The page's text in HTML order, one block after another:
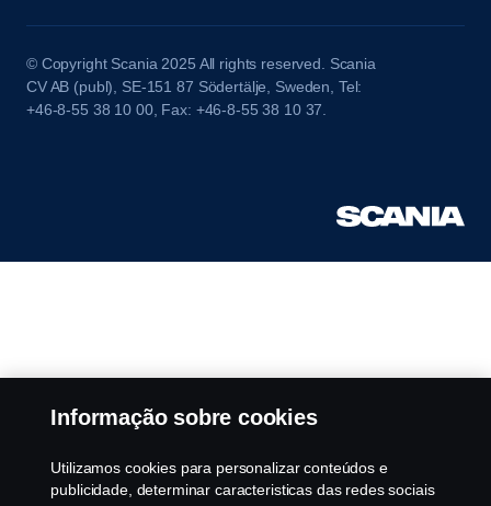
© Copyright Scania 2025 All rights reserved. Scania
CV AB (publ), SE-151 87 Södertälje, Sweden, Tel:
+46-8-55 38 10 00, Fax: +46-8-55 38 10 37.
Informação sobre cookies
Utilizamos cookies para personalizar conteúdos e
publicidade, determinar caracteristicas das redes sociais